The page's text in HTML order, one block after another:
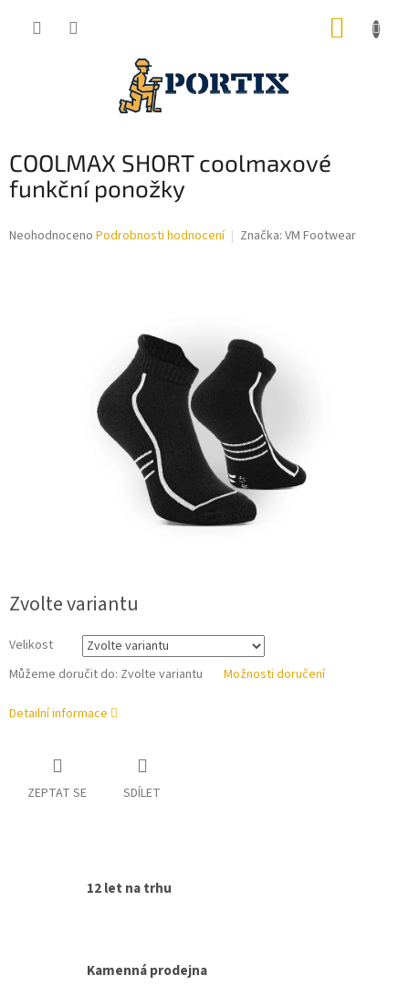
COOLMAX SHORT coolmaxové
funkční ponožky
Průměrné
Neohodnoceno Podrobnosti hodnocení Značka: VM Footwear
Zvolte variantu
Velikost
Můžeme doručit do: Zvolte variantu Možnosti doručení
Detailní informace
ZEPTAT SE SDÍLET
12 let na trhu
Kamenná prodejna